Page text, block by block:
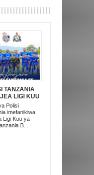
TANZANIA
LIGI KUU
YA
Polisi
imefanikiwa
Ligi Kuu ya
B...